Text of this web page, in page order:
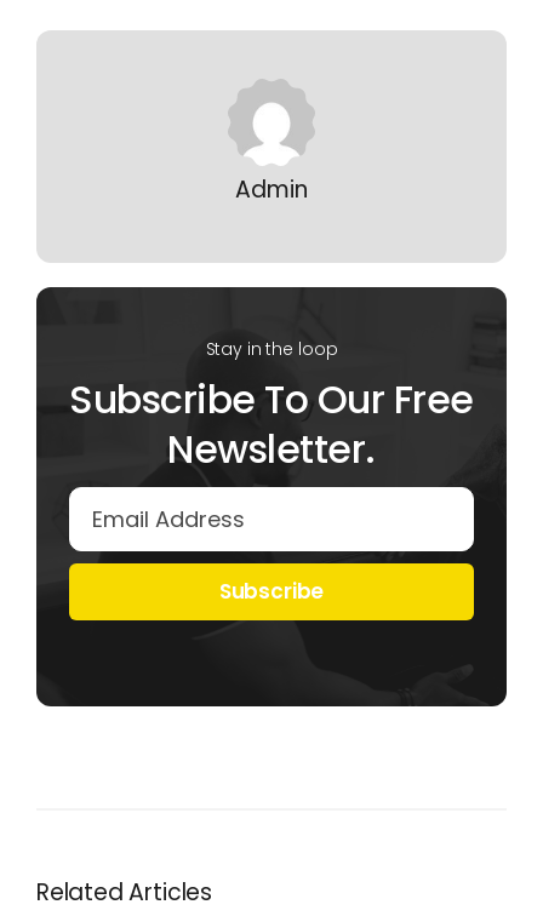
Admin
Stay in the loop
Subscribe To Our Free
Newsletter.
Subscribe
Related Articles